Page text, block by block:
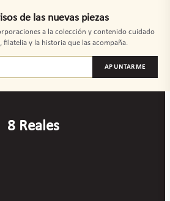
de las nuevas piezas
a la colección y contenido cuidado
filatelia y la historia que las acompaña.
APUNTARME
8 Reales